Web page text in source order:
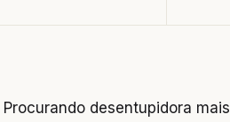
Procurando desentupidora